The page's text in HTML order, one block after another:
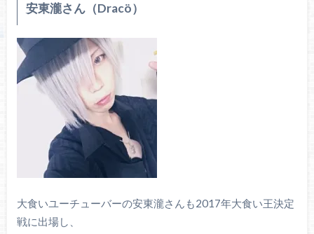
安東瀧さん（Dracö）
大食いユーチューバーの安東瀧さんも2017年大食い王決定
戦に出場し、